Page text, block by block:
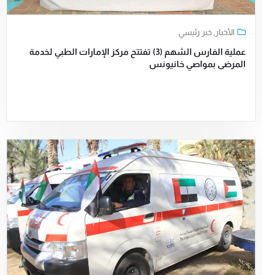
الأخبار ,خبر رئيسي
عملية الفارس الشهم (3) تفتتح مركز الإمارات الطبي لخدمة
المرضى بمواصي خانيونس